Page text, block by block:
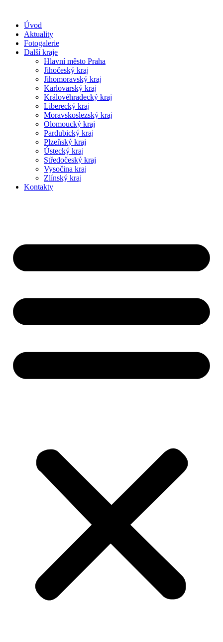
Úvod
Aktuality
Fotogalerie
Další kraje
Hlavní město Praha
Jihočeský kraj
Jihomoravský kraj
Karlovarský kraj
Královéhradecký kraj
Liberecký kraj
Moravskoslezský kraj
Olomoucký kraj
Pardubický kraj
Plzeňský kraj
Ústecký kraj
Středočeský kraj
Vysočina kraj
Zlínský kraj
Kontakty